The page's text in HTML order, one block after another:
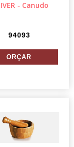
- Canudo
94093